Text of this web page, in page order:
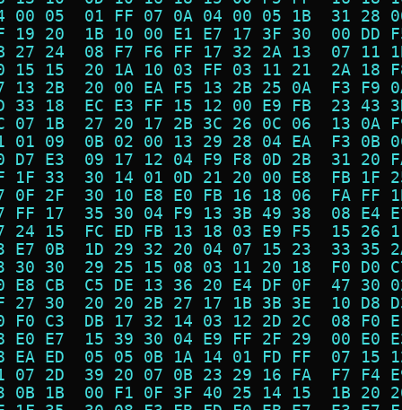
00 05  01 FF 07 0A 04 00 05 1B  31
19 20  1B 10 00 E1 E7 17 3F 30  00
27 24  08 F7 F6 FF 17 32 2A 13  07
15 15  20 1A 10 03 FF 03 11 21  2A
13 2B  20 00 EA F5 13 2B 25 0A  F3
33 18  EC E3 FF 15 12 00 E9 FB  23
07 1B  27 20 17 2B 3C 26 0C 06  13
01 09  0B 02 00 13 29 28 04 EA  F3
D7 E3  09 17 12 04 F9 F8 0D 2B  31
1F 33  30 14 01 0D 21 20 00 E8  FB
0F 2F  30 10 E8 E0 FB 16 18 06  FA
FF 17  35 30 04 F9 13 3B 49 38  08
24 15  FC ED FB 13 18 03 E9 F5  15
E7 0B  1D 29 32 20 04 07 15 23  33
30 30  29 25 15 08 03 11 20 18  F0
E8 CB  C5 DE 13 36 20 E4 DF 0F  47
27 30  20 20 2B 27 17 1B 3B 3E  10
F0 C3  DB 17 32 14 03 12 2D 2C  08
E0 E7  15 39 30 04 E9 FF 2F 29  00
EA ED  05 05 0B 1A 14 01 FD FF  07
07 2D  39 20 07 0B 23 29 16 FA  F7
0B 1B  00 F1 0F 3F 40 25 14 15  1B